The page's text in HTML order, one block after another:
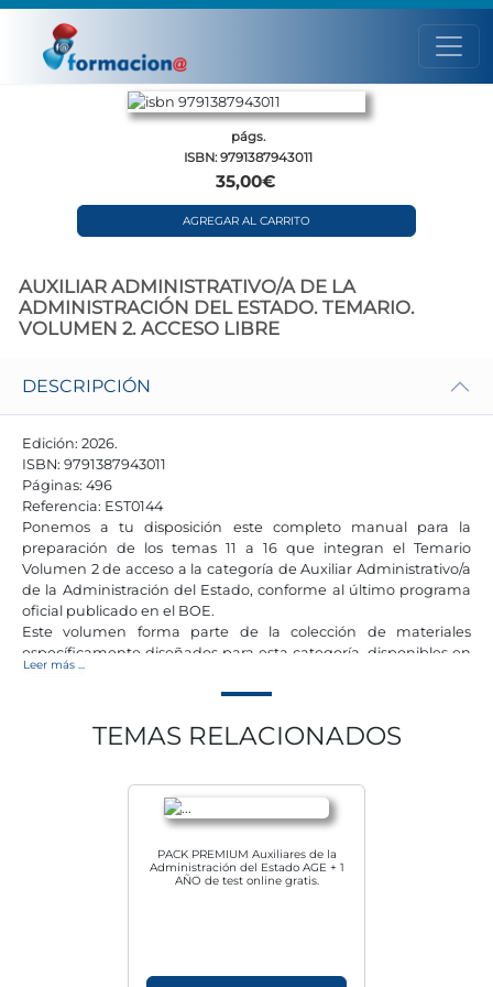
págs.
ISBN: 9791387943011
35,00€
AGREGAR AL CARRITO
AUXILIAR ADMINISTRATIVO/A DE LA
ADMINISTRACIÓN DEL ESTADO. TEMARIO.
VOLUMEN 2. ACCESO LIBRE
DESCRIPCIÓN
Edición: 2026.
ISBN: 9791387943011
Páginas: 496
Referencia: EST0144
Ponemos a tu disposición este completo manual para la
preparación de los temas 11 a 16 que integran el Temario
Volumen 2 de acceso a la categoría de Auxiliar Administrativo/a
de la Administración del Estado, conforme al último programa
oficial publicado en el BOE.
Este volumen forma parte de la colección de materiales
específicamente diseñados para esta categoría, disponibles en
nuestro catálogo sobre las oposiciones al Estado.
La obra que tienes en tus manos ha sido elaborada con rigor
ámbito normativo.
Leer más ...
TEMAS RELACIONADOS
PACK PREMIUM Auxiliares de la
Administración del Estado AGE + 1
AÑO de test online gratis.